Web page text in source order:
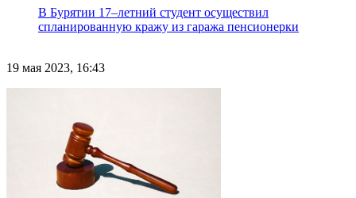
В Бурятии 17–летний студент осуществил
спланированную кражу из гаража пенсионерки
19 мая 2023, 16:43